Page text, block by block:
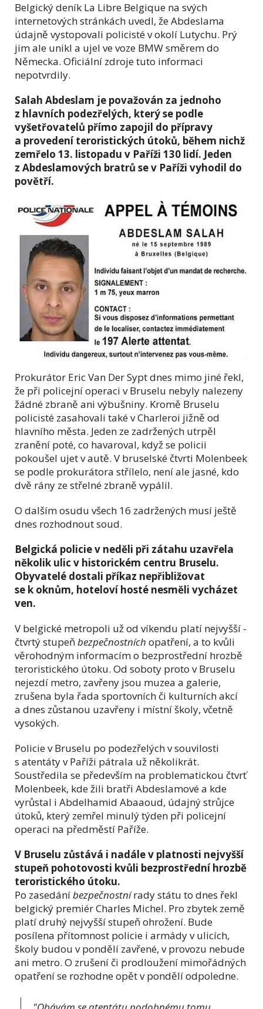
Belgický deník La Libre Belgique na svých
internetových stránkách uvedl, že Abdeslama
údajně vystopovali policisté v okolí Lutychu. Prý
jim ale unikl a ujel ve voze BMW směrem do
Německa. Oficiální zdroje tuto informaci
nepotvrdily.
Salah Abdeslam je považován za jednoho
z hlavních podezřelých, který se podle
vyšetřovatelů přímo zapojil do přípravy
a provedení teroristických útoků, během nichž
zemřelo 13. listopadu v Paříži 130 lidí. Jeden
z Abdeslamových bratrů se v Paříži vyhodil do
povětří.
Prokurátor Eric Van Der Sypt dnes mimo jiné řekl,
že při policejní operaci v Bruselu nebyly nalezeny
žádné zbraně ani výbušniny. Kromě Bruselu
policisté zasahovali také v Charleroi jižně od
hlavního města. Jeden ze zadržených utrpěl
zranění poté, co havaroval, když se policii
pokoušel ujet v autě. V bruselské čtvrti Molenbeek
se podle prokurátora střílelo, není ale jasné, kdo
dvě rány ze střelné zbraně vypálil.
O dalším osudu všech 16 zadržených musí ještě
dnes rozhodnout soud.
Belgická policie v neděli při zátahu uzavřela
několik ulic v historickém centru Bruselu.
Obyvatelé dostali příkaz nepřibližovat
se k oknům, hoteloví hosté nesměli vycházet
ven.
V belgické metropoli už od víkendu platí nejvyšší -
čtvrtý stupeň bezpečnostních opatření, a to kvůli
věrohodným informacím o bezprostřední hrozbě
teroristického útoku. Od soboty proto v Bruselu
nejezdí metro, zavřeny jsou muzea a galerie,
zrušena byla řada sportovních či kulturních akcí
a dnes zůstanou uzavřeny i místní školy, včetně
vysokých.
Policie v Bruselu po podezřelých v souvilosti
s atentáty v Paříži pátrala už několikrát.
Soustředila se především na problematickou čtvrť
Molenbeek, kde žili bratři Abdeslamové a kde
vyrůstal i Abdelhamid Abaaoud, údajný strůjce
útoků, který zemřel minulý týden při policejní
operaci na předměstí Paříže.
V Bruselu zůstává i nadále v platnosti nejvyšší
stupeň pohotovosti kvůli bezprostřední hrozbě
teroristického útoku.
Po zasedáníbezpečnostnírady státu to dnes řekl
belgický premiér Charles Michel. Pro zbytek země
platí druhý nejvyšší stupeň ohrožení. Bude
posílena přítomnost policie i armády v ulicích,
školy budou v pondělí zavřené, v provozu nebude
ani metro. O zrušení či prodloužení mimořádných
opatření se rozhodne opět v pondělí odpoledne.